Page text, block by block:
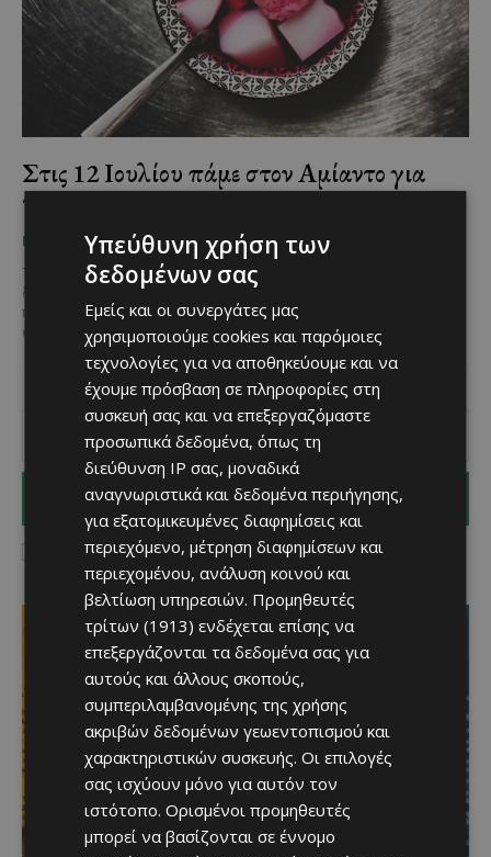
Στις 12 Ιουλίου πάμε στον Αμίαντο για
το… 1ο Φεστιβάλ Μαχαλεπιού!
ΜΈΝΟΥΜΕ ΚΎΠΡΟ Χριστίνα Γεωργίου -
Το καλοκαίρι μπήκε για τα καλά και οι ανακοινώσεις για τα
διάφορα καλοκαιρινά φεστιβάλ που πρόκειται να
πραγματοποιηθούν συνεχίζονται χωρίς σταματημό! Ένα ακόμη
ενδιαφέρον φεστιβάλ...
I WANT IN
I've read and accept thePrivacy Policy.
Το 10ο Φεστιβάλ
Υπεύθυνη χρήση των
δεδομένων σας
Εμείς και οι συνεργάτες μας
χρησιμοποιούμε cookies και παρόμοιες
τεχνολογίες για να αποθηκεύουμε και να
έχουμε πρόσβαση σε πληροφορίες στη
συσκευή σας και να επεξεργαζόμαστε
προσωπικά δεδομένα, όπως τη
διεύθυνση IP σας, μοναδικά
αναγνωριστικά και δεδομένα περιήγησης,
για εξατομικευμένες διαφημίσεις και
περιεχόμενο, μέτρηση διαφημίσεων και
περιεχομένου, ανάλυση κοινού και
βελτίωση υπηρεσιών. Προμηθευτές
τρίτων (1913) ενδέχεται επίσης να
επεξεργάζονται τα δεδομένα σας για
αυτούς και άλλους σκοπούς,
συμπεριλαμβανομένης της χρήσης
ακριβών δεδομένων γεωεντοπισμού και
χαρακτηριστικών συσκευής. Οι επιλογές
σας ισχύουν μόνο για αυτόν τον
ιστότοπο. Ορισμένοι προμηθευτές
μπορεί να βασίζονται σε έννομο